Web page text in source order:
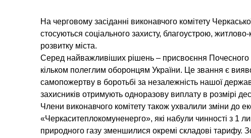
На черговому засіданні виконавчого комітету
стосуються соціального захисту, благоустрою,
розвитку міста.
Серед найважливіших рішень – присвоєння Почесного
кільком полеглим оборонцям України. Це звання є
самопожертву в боротьбі за незалежність нашої
захисників отримують одноразову виплату в розмірі
Члени виконавчого комітету також ухвалили зміни до
«Черкаситеплокомуненерго», які набули чинності з 1
природного газу зменшилися окремі складові тарифу.